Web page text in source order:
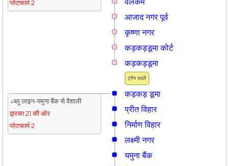
प्लेटफार्म 2
आजाद नगर पूर्व
कृष्णा नगर
कड़कड़डूमा कोर्ट
ट्रैन बदलें
कड़कड़डूमा
कड़कड़ डूमा
↓ब्लू लाइन-यमुना बैंक से वैशाली
द्वारका 21 की ओर
प्लेटफार्म 2
प्रीत विहार
निर्माण विहार
लक्ष्मी नगर
यमुना बैंक